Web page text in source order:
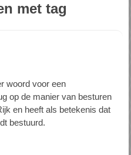
met tag
woord voor een
op de manier van besturen
en heeft als betekenis dat
bestuurd.